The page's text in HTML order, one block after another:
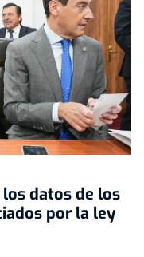
datos de los
por la ley